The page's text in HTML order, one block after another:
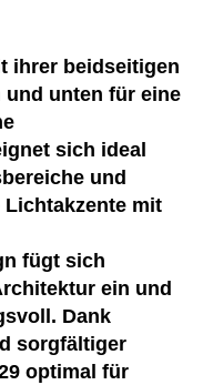
ihrer beidseitigen
unten für eine
sich ideal
und
Lichtakzente mit
fügt sich
ein und
Dank
sorgfältiger
optimal für